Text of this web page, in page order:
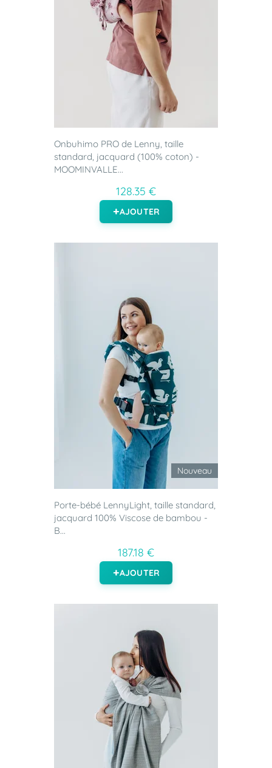
Onbuhimo PRO de Lenny, taille
standard, jacquard (100% coton) -
MOOMINVALLE...
128.35 €
AJOUTER
Nouveau
Porte-bébé LennyLight, taille standard,
jacquard 100% Viscose de bambou -
B...
187.18 €
AJOUTER